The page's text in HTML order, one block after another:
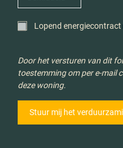
Lopend energiecontract
Door het versturen van dit
toestemming om per e-mail
deze woning.